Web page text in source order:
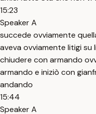
15:23
Speaker A
succede ovviamente
aveva ovviamente litigi
chiudere con armando
armando e iniziò con
andando
15:44
Speaker A